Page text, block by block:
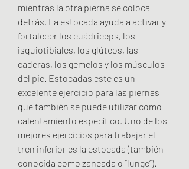
mientras la otra pierna se coloca
detrás. La estocada ayuda a activar y
fortalecer los cuádriceps, los
isquiotibiales, los glúteos, las
caderas, los gemelos y los músculos
del pie. Estocadas este es un
excelente ejercicio para las piernas
que también se puede utilizar como
calentamiento específico. Uno de los
mejores ejercicios para trabajar el
tren inferior es la estocada (también
conocida como zancada o “lunge”).